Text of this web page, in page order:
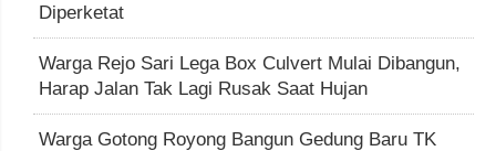
Diperketat
Warga Rejo Sari Lega Box Culvert Mulai Dibangun,
Harap Jalan Tak Lagi Rusak Saat Hujan
Warga Gotong Royong Bangun Gedung Baru TK